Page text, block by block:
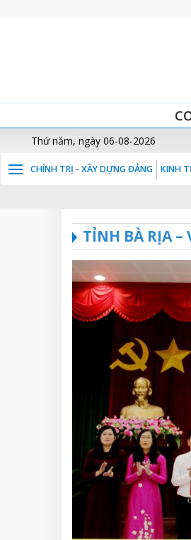
Thứ năm, ngày 06-08-2026
CHÍNH TRỊ - XÂY DỰNG ĐẢNG KINH
TỈNH BÀ RỊA –